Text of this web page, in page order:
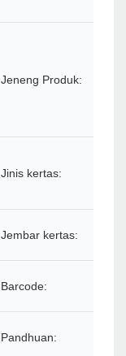
Jeneng Produk:
Jinis kertas:
Jembar kertas:
Barcode:
Pandhuan: